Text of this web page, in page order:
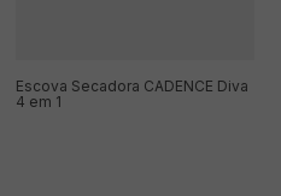
Escova Secadora CADENCE Diva
4 em 1